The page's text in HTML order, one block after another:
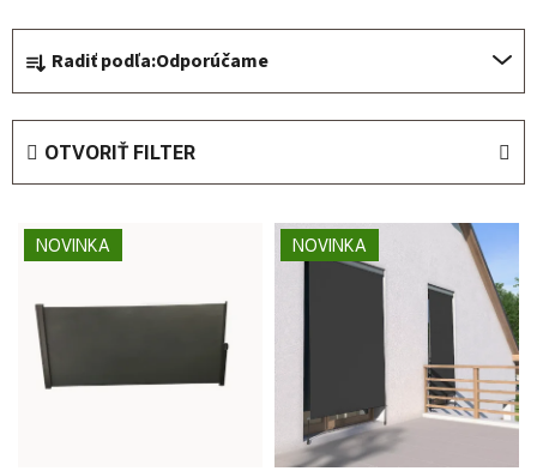
Radiť podľa:Odporúčame
OTVORIŤ FILTER
Výpis produktov
NOVINKA NOVINKA